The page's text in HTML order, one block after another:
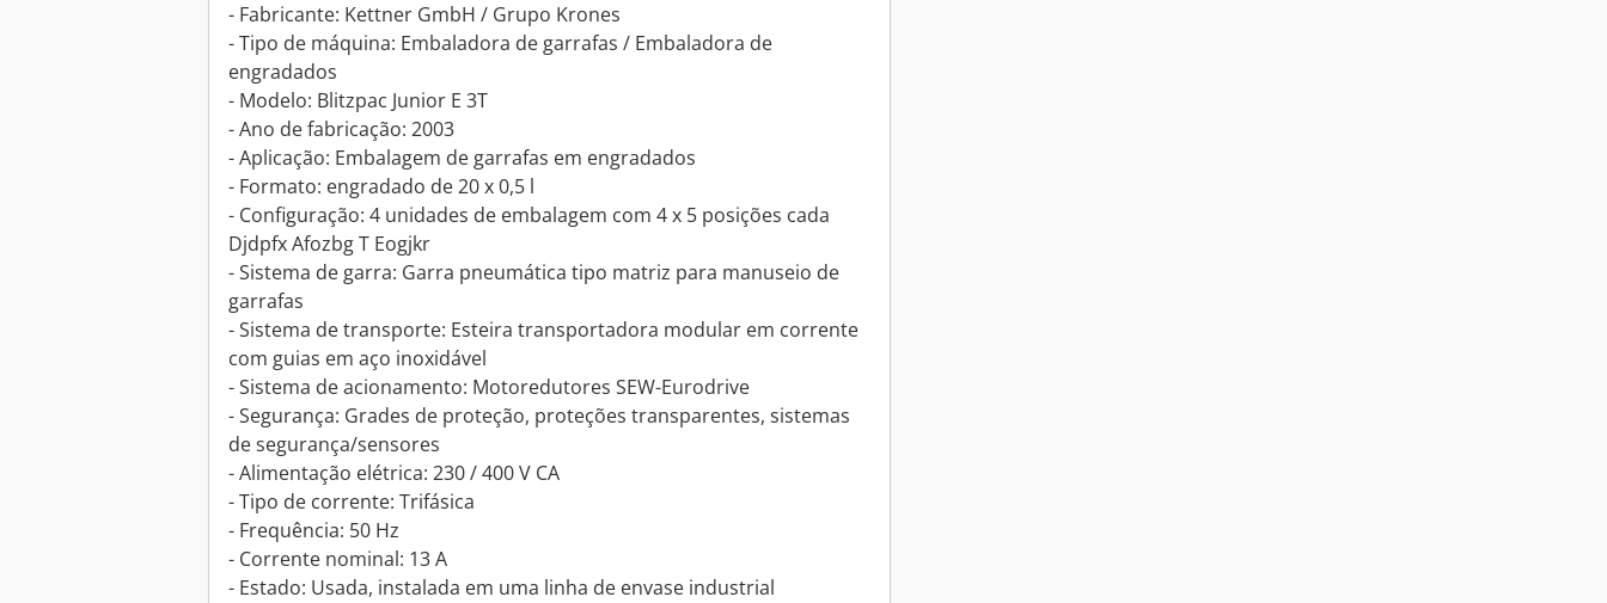
- Fabricante: Kettner GmbH / Grupo Krones
- Tipo de máquina: Embaladora de garrafas / Embaladora de
engradados
- Modelo: Blitzpac Junior E 3T
- Ano de fabricação: 2003
- Aplicação: Embalagem de garrafas em engradados
- Formato: engradado de 20 x 0,5 l
- Configuração: 4 unidades de embalagem com 4 x 5 posições cada
Djdpfx Afozbg T Eogjkr
- Sistema de garra: Garra pneumática tipo matriz para manuseio de
garrafas
- Sistema de transporte: Esteira transportadora modular em corrente
com guias em aço inoxidável
- Sistema de acionamento: Motoredutores SEW-Eurodrive
- Segurança: Grades de proteção, proteções transparentes, sistemas
de segurança/sensores
- Alimentação elétrica: 230 / 400 V CA
- Tipo de corrente: Trifásica
- Frequência: 50 Hz
- Corrente nominal: 13 A
- Estado: Usada, instalada em uma linha de envase industrial